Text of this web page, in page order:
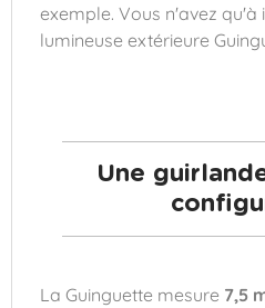
exemple. Vous n'avez
lumineuse extérieure
Une
La Guinguette mesure 7,5